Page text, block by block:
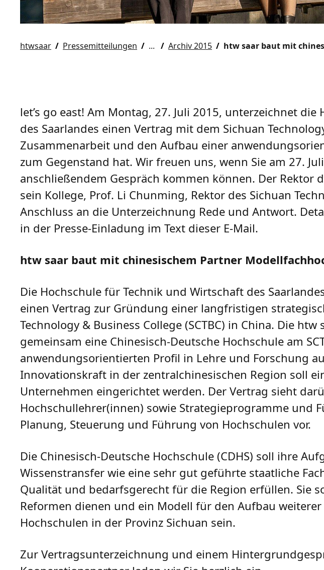
htwsaar Pressemitteilungen Archiv 2015 htw saar baut mit
let’s go east! Am Montag, 27. Juli 2015, unterzeichnet
des Saarlandes einen Vertrag mit dem Sichuan
Zusammenarbeit und den Aufbau einer
zum Gegenstand hat. Wir freuen uns, wenn Sie am 27.
anschließendem Gespräch kommen können. Der Rektor
sein Kollege, Prof. Li Chunming, Rektor des Sichuan
Anschluss an die Unterzeichnung Rede und Antwort.
in der Presse-Einladung im Text dieser E-Mail.
htw saar baut mit chinesischem Partner
Die Hochschule für Technik und Wirtschaft des
einen Vertrag zur Gründung einer langfristigen
Technology & Business College (SCTBC) in China. Die
gemeinsam eine Chinesisch-Deutsche Hochschule am
anwendungsorientierten Profil in Lehre und Forschung
Innovationskraft in der zentralchinesischen Region soll
Unternehmen eingerichtet werden. Der Vertrag sieht
Hochschullehrer(innen) sowie Strategieprogramme und
Planung, Steuerung und Führung von Hochschulen vor.
Die Chinesisch-Deutsche Hochschule (CDHS) soll ihre
Wissenstransfer wie eine sehr gut geführte staatliche
Qualität und bedarfsgerecht für die Region erfüllen. Sie
Reformen dienen und ein Modell für den Aufbau
Hochschulen in der Provinz Sichuan sein.
Zur Vertragsunterzeichnung und einem